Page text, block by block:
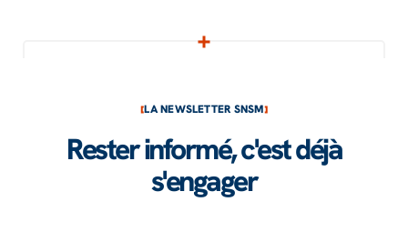
LA NEWSLETTER SNSM
Rester informé, c'est déjà
s'engager